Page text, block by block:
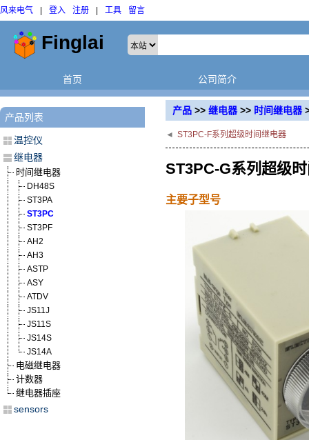
风来电气 登入 注册 工具 留言
首页 公司简介
产品 >> 继电器>> 时间继电器
◄ ST3PC-F系列超级时间继电器
ST3PC-G系列超级
主要子型号
产品列表
温控仪
继电器
时间继电器
DH48S
ST3PA
ST3PC
ST3PF
AH2
AH3
ASTP
ASY
ATDV
JS11J
JS11S
JS14S
JS14A
电磁继电器
计数器
继电器插座
sensors